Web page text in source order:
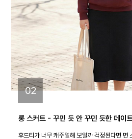
02
롱 스커트 - 꾸민 듯 안 꾸민 듯한 데이
후드티가 너무 캐주얼해 보일까 걱정된다면 면